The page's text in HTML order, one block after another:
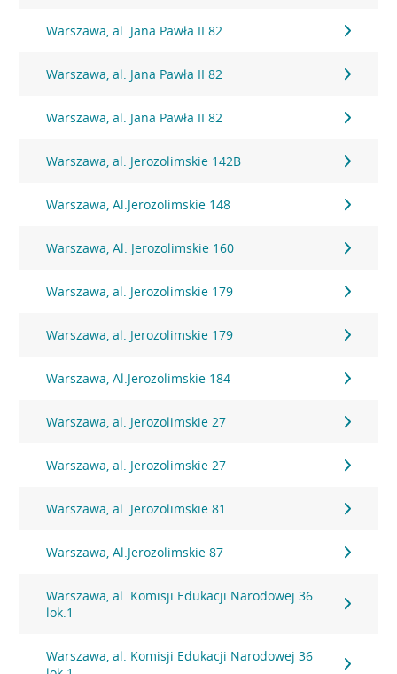
Warszawa, al. Jana Pawła II 82
Warszawa, al. Jana Pawła II 82
Warszawa, al. Jana Pawła II 82
Warszawa, al. Jerozolimskie 142B
Warszawa, Al.Jerozolimskie 148
Warszawa, Al. Jerozolimskie 160
Warszawa, al. Jerozolimskie 179
Warszawa, al. Jerozolimskie 179
Warszawa, Al.Jerozolimskie 184
Warszawa, al. Jerozolimskie 27
Warszawa, al. Jerozolimskie 27
Warszawa, al. Jerozolimskie 81
Warszawa, Al.Jerozolimskie 87
Warszawa, al. Komisji Edukacji Narodowej 36
lok.1
Warszawa, al. Komisji Edukacji Narodowej 36